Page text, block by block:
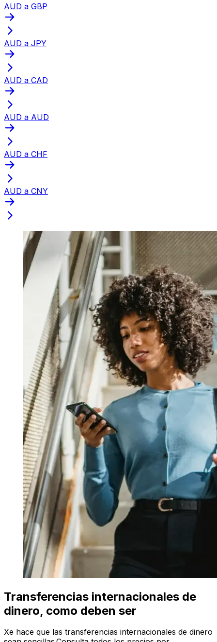
AUD a GBP
AUD a JPY
AUD a CAD
AUD a AUD
AUD a CHF
AUD a CNY
Transferencias internacionales de
dinero, como deben ser
Xe hace que las transferencias internacionales de dinero